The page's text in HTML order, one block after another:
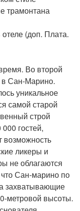
трамонтана
(доп. Плата.
Во второй
в Сан-Марино.
уникальное
самой старой
строй
гостей,
ликеры и
не облагаются
Сан-марино по
захватывающие
метровой высоты.